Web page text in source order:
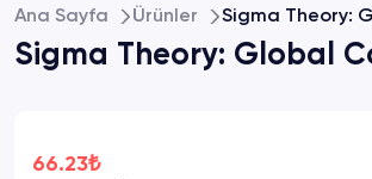
Ana Sayfa Ürünler Sigma Theory:
Sigma Theory: Global
66.23₺